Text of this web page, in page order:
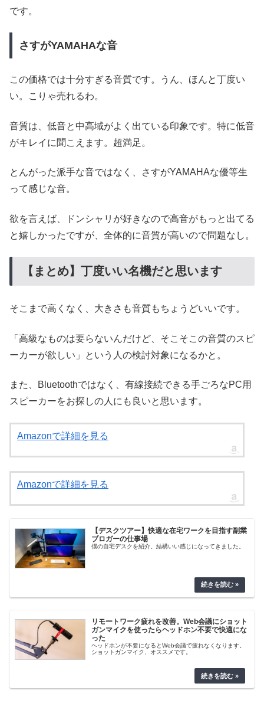
です。
さすがYAMAHAな音
この価格では十分すぎる音質です。うん、ほんと丁度い
い。こりゃ売れるわ。
音質は、低音と中高域がよく出ている印象です。特に低音
がキレイに聞こえます。超満足。
とんがった派手な音ではなく、さすがYAMAHAな優等生
って感じな音。
欲を言えば、ドンシャリが好きなので高音がもっと出てる
と嬉しかったですが、全体的に音質が高いので問題なし。
【まとめ】丁度いい名機だと思います
そこまで高くなく、大きさも音質もちょうどいいです。
「高級なものは要らないんだけど、そこそこの音質のスピ
ーカーが欲しい」という人の検討対象になるかと。
また、Bluetoothではなく、有線接続できる手ごろなPC用
スピーカーをお探しの人にも良いと思います。
Amazonで詳細を見る
Amazonで詳細を見る
【デスクツアー】快適な在宅ワークを目指す副業
ブロガーの仕事場
僕の自宅デスクを紹介。結構いい感じになってきました。
リモートワーク疲れを改善。Web会議にショット
ガンマイクを使ったらヘッドホン不要で快適にな
った
ヘッドホンが不要になるとWeb会議で疲れなくなります。
ショットガンマイク、オススメです。